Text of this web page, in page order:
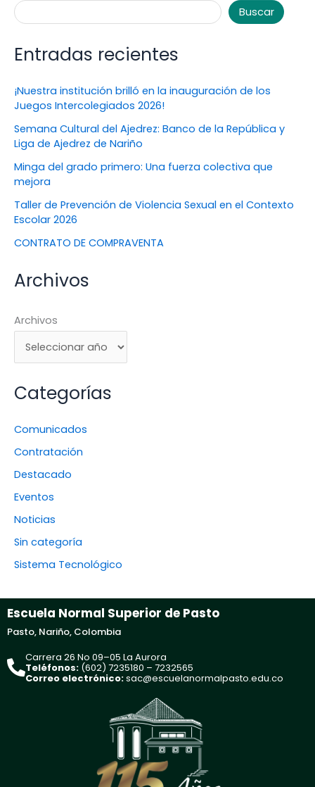
Buscar
Entradas recientes
¡Nuestra institución brilló en la inauguración de los
Juegos Intercolegiados 2026!
Semana Cultural del Ajedrez: Banco de la República y
Liga de Ajedrez de Nariño
Minga del grado primero: Una fuerza colectiva que
mejora
Taller de Prevención de Violencia Sexual en el Contexto
Escolar 2026
CONTRATO DE COMPRAVENTA
Archivos
Archivos
Categorías
Comunicados
Contratación
Destacado
Eventos
Noticias
Sin categoría
Sistema Tecnológico
Escuela Normal Superior de Pasto
Pasto, Nariño, Colombia
Carrera 26 No 09–05 La Aurora
Teléfonos: (602) 7235180 – 7232565
Correo electrónico:sac@escuelanormalpasto.edu.co